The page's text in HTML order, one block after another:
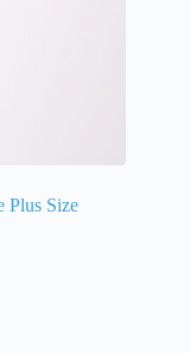
Size